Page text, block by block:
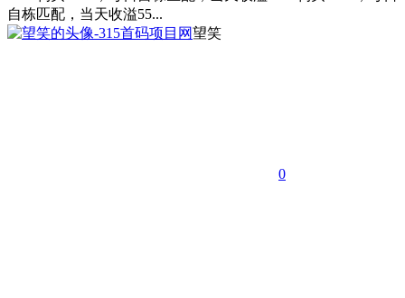
自栋匹配，当天收溢55...
望笑
0